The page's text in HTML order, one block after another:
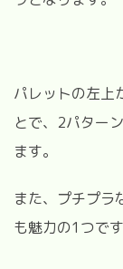
パレットの左上
とで、2パター
ます。
また、プチプラ
も魅力の1つです